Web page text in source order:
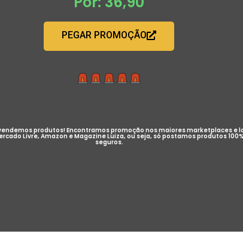
PEGAR PROMOÇÃO
produtos! Encontramos promoção nos maiores marketplaces e
Livre, Amazon e Magazine Luiza, ou seja, só postamos produtos 100%
seguros.